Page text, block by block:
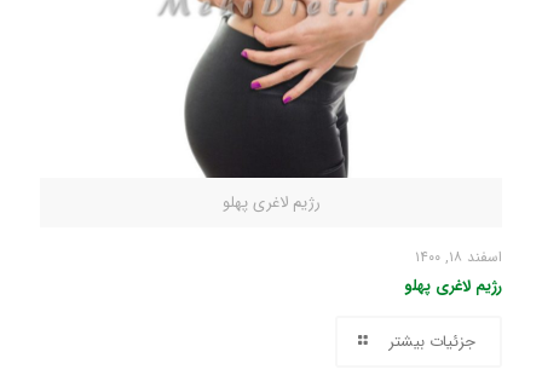
رژیم لاغری پهلو
اسفند ۱۸, ۱۴۰۰
رژیم لاغری پهلو
جزئیات بیشتر